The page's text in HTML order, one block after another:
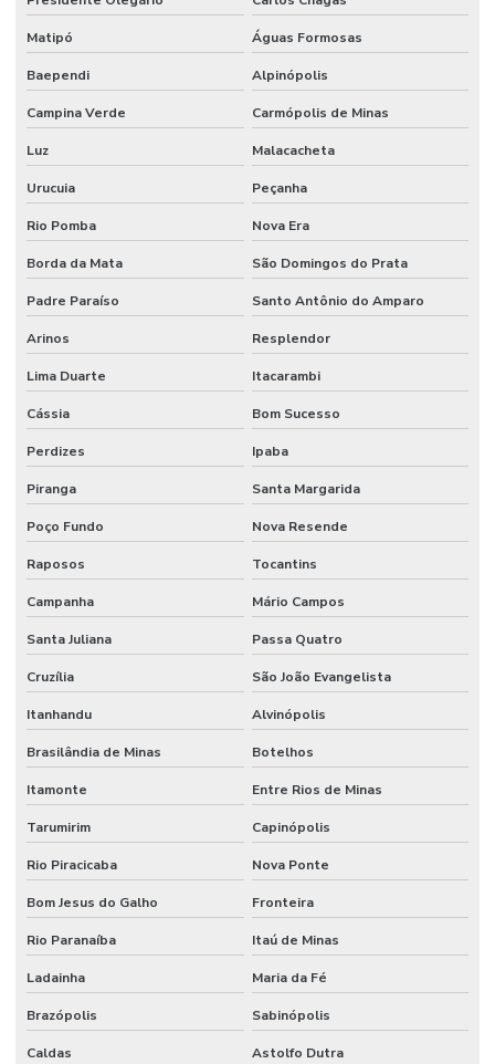
Matipó Águas Formosas
Baependi Alpinópolis
Campina Verde Carmópolis de Minas
Luz Malacacheta
Urucuia Peçanha
Rio Pomba Nova Era
Borda da Mata São Domingos do Prata
Padre Paraíso Santo Antônio do Amparo
Arinos Resplendor
Lima Duarte Itacarambi
Cássia Bom Sucesso
Perdizes Ipaba
Piranga Santa Margarida
Poço Fundo Nova Resende
Raposos Tocantins
Campanha Mário Campos
Santa Juliana Passa Quatro
Cruzília São João Evangelista
Itanhandu Alvinópolis
Brasilândia de Minas Botelhos
Itamonte Entre Rios de Minas
Tarumirim Capinópolis
Rio Piracicaba Nova Ponte
Bom Jesus do Galho Fronteira
Rio Paranaíba Itaú de Minas
Ladainha Maria da Fé
Brazópolis Sabinópolis
Caldas Astolfo Dutra